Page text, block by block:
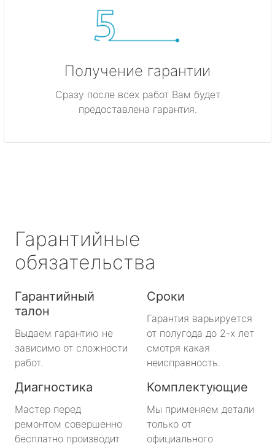
Получение гарантии
Сразу после всех работ Вам будет
предоставлена гарантия.
Гарантийные
обязательства
Гарантийный
талон
Выдаем гарантию не
зависимо от сложности
работ.
Сроки
Гарантия варьируется
от полугода до 2-х лет
смотря какая
неисправность.
Диагностика
Мастер перед
ремонтом совершенно
бесплатно производит
Комплектующие
Мы применяем детали
только от
официального